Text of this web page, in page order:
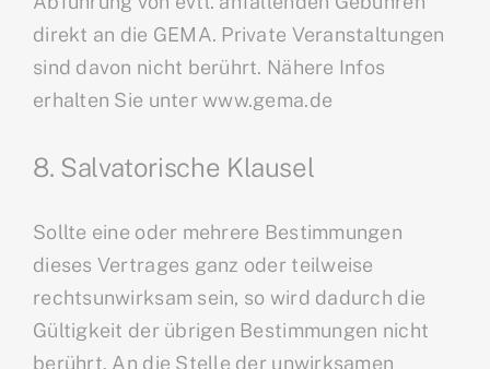
direkt an die GEMA. Private Veranstaltungen
sind davon nicht berührt. Nähere Infos
erhalten Sie unter www.gema.de
8. Salvatorische Klausel
Sollte eine oder mehrere Bestimmungen
dieses Vertrages ganz oder teilweise
rechtsunwirksam sein, so wird dadurch die
Gültigkeit der übrigen Bestimmungen nicht
berührt. An die Stelle der unwirksamen